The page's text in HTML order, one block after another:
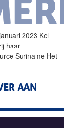
2023 Kel
haar
Suriname Het
AAN